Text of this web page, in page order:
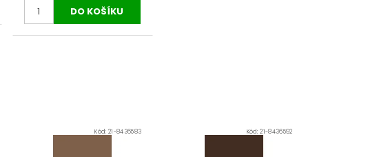
Kód:21-8436583 Kód:21-8436592